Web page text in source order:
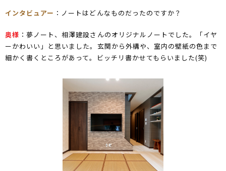
インタビュアー ：ノートはどんなものだったのですか？
奥様 ：夢ノート、相澤建設さんのオリジナルノートでした。「イヤ
ーかわいい」と思いました。玄関から外構や、室内の壁紙の色まで
細かく書くところがあって。ビッチリ書かせてもらいました(笑)